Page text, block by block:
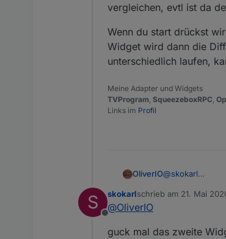
vergleichen, evtl ist da
Wenn du start drückst
Widget wird dann die
unterschiedlich laufen,
Meine Adapter und Widgets
TVProgram SqueezeboxRPC
Links im Profil
OliverIO@skokarl
vergleichen,
Wenn du start
S
Offline
skokarlschrieb am 21. Mai
zuletzt editiert von
@OliverIO
guck mal das zweite